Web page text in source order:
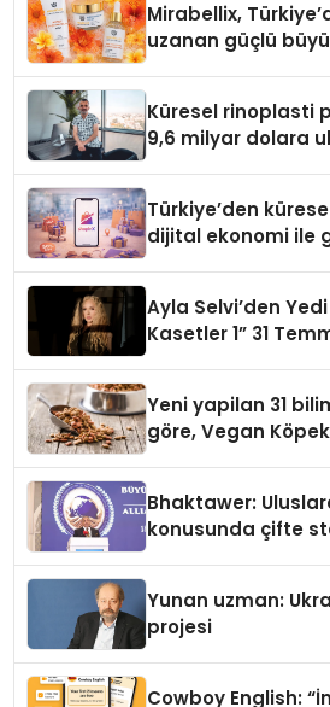
Mirabellix,
uzanan güçlü
Küresel rinoplasti
9,6 milyar dolara
Türkiye’den
dijital ekonomi ile
Ayla Selvi’den Yedi
Kasetler 1” 31
Yeni yapilan 31
göre, Vegan
Bhaktawer:
konusunda çifte
Yunan uzman:
projesi
Cowboy English: